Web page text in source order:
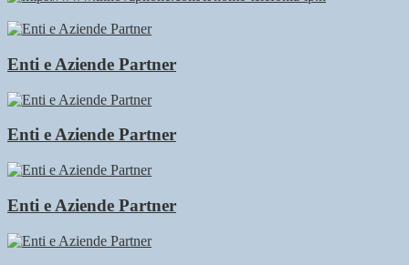
Enti e Aziende Partner
Enti e Aziende Partner
Enti e Aziende Partner